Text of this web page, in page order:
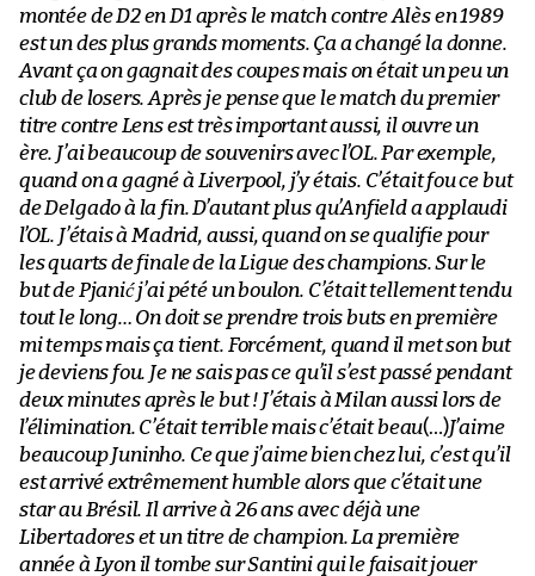
montée de D2 en D1 après le match contre Alès en 1989
est un des plus grands moments. Ça a changé la donne.
Avant ça on gagnait des coupes mais on était un peu un
club de losers. Après je pense que le match du premier
titre contre Lens est très important aussi, il ouvre un
ère. J’ai beaucoup de souvenirs avec l’OL. Par exemple,
quand on a gagné à Liverpool, j’y étais. C’était fou ce but
de Delgado à la fin. D’autant plus qu’Anfield a applaudi
l’OL. J’étais à Madrid, aussi, quand on se qualifie pour
les quarts de finale de la Ligue des champions. Sur le
but de Pjanić j’ai pété un boulon. C’était tellement tendu
tout le long… On doit se prendre trois buts en première
mi temps mais ça tient. Forcément, quand il met son but
je deviens fou. Je ne sais pas ce qu’il s’est passé pendant
deux minutes après le but ! J’étais à Milan aussi lors de
l’élimination. C’était terrible mais c’était beau(…)J’aime
beaucoup Juninho. Ce que j’aime bien chez lui, c’est qu’il
est arrivé extrêmement humble alors que c’était une
star au Brésil. Il arrive à 26 ans avec déjà une
Libertadores et un titre de champion. La première
année à Lyon il tombe sur Santini qui le faisait jouer